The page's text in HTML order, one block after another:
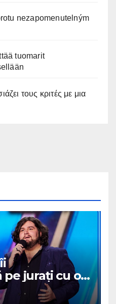
nezapomenutelným
tuomarit
τους κριτές με μια
pe jurați cu o